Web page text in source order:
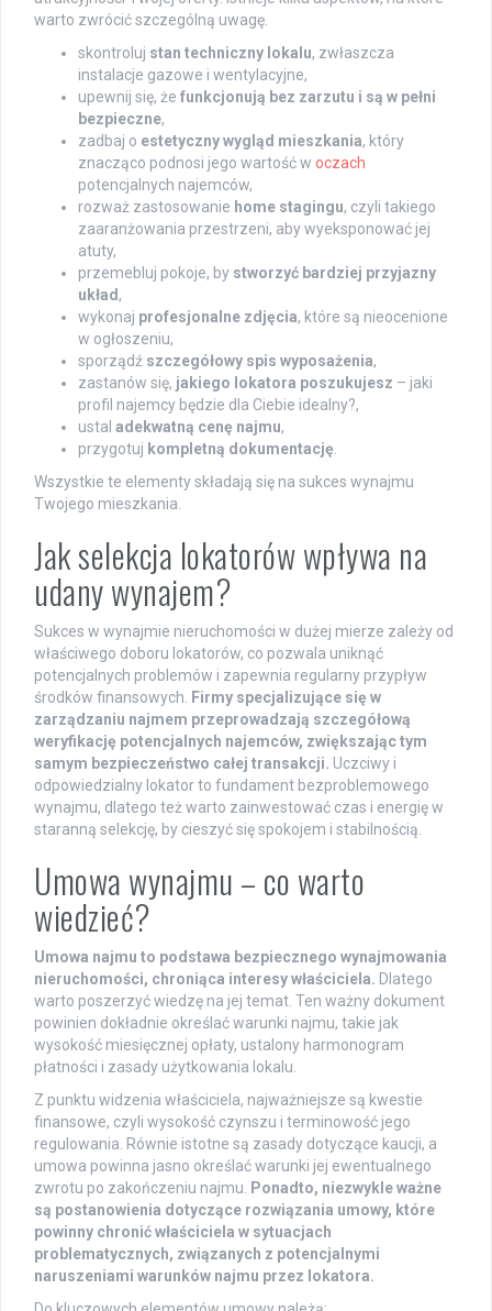
warto zwrócić szczególną uwagę.
skontroluj stan techniczny lokalu, zwłaszcza
instalacje gazowe i wentylacyjne,
upewnij się, że funkcjonują bez zarzutu i są w pełni
bezpieczne,
zadbaj o estetyczny wygląd mieszkania, który
znacząco podnosi jego wartość w oczach
potencjalnych najemców,
rozważ zastosowanie home stagingu, czyli takiego
zaaranżowania przestrzeni, aby wyeksponować jej
atuty,
przemebluj pokoje, by stworzyć bardziej przyjazny
układ,
wykonaj profesjonalne zdjęcia, które są nieocenione
w ogłoszeniu,
sporządź szczegółowy spis wyposażenia,
zastanów się, jakiego lokatora poszukujesz – jaki
profil najemcy będzie dla Ciebie idealny?,
ustal adekwatną cenę najmu,
przygotuj kompletną dokumentację.
Wszystkie te elementy składają się na sukces wynajmu
Twojego mieszkania.
Jak selekcja lokatorów wpływa na
udany wynajem?
Sukces w wynajmie nieruchomości w dużej mierze zależy od
właściwego doboru lokatorów, co pozwala uniknąć
potencjalnych problemów i zapewnia regularny przypływ
środków finansowych. Firmy specjalizujące się w
zarządzaniu najmem przeprowadzają szczegółową
weryfikację potencjalnych najemców, zwiększając tym
samym bezpieczeństwo całej transakcji. Uczciwy i
odpowiedzialny lokator to fundament bezproblemowego
wynajmu, dlatego też warto zainwestować czas i energię w
staranną selekcję, by cieszyć się spokojem i stabilnością.
Umowa wynajmu – co warto
wiedzieć?
Umowa najmu to podstawa bezpiecznego wynajmowania
nieruchomości, chroniąca interesy właściciela. Dlatego
warto poszerzyć wiedzę na jej temat. Ten ważny dokument
powinien dokładnie określać warunki najmu, takie jak
wysokość miesięcznej opłaty, ustalony harmonogram
płatności i zasady użytkowania lokalu.
Z punktu widzenia właściciela, najważniejsze są kwestie
finansowe, czyli wysokość czynszu i terminowość jego
regulowania. Równie istotne są zasady dotyczące kaucji, a
umowa powinna jasno określać warunki jej ewentualnego
zwrotu po zakończeniu najmu. Ponadto, niezwykle ważne
są postanowienia dotyczące rozwiązania umowy, które
powinny chronić właściciela w sytuacjach
problematycznych, związanych z potencjalnymi
naruszeniami warunków najmu przez lokatora.